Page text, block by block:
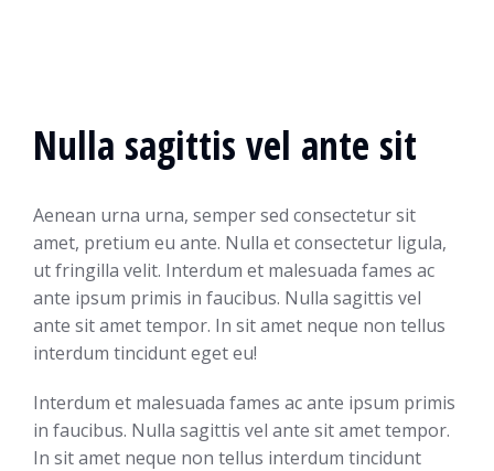
Nulla sagittis vel ante sit
Aenean urna urna, semper sed consectetur sit
amet, pretium eu ante. Nulla et consectetur ligula,
ut fringilla velit. Interdum et malesuada fames ac
ante ipsum primis in faucibus. Nulla sagittis vel
ante sit amet tempor. In sit amet neque non tellus
interdum tincidunt eget eu!
Interdum et malesuada fames ac ante ipsum primis
in faucibus. Nulla sagittis vel ante sit amet tempor.
In sit amet neque non tellus interdum tincidunt